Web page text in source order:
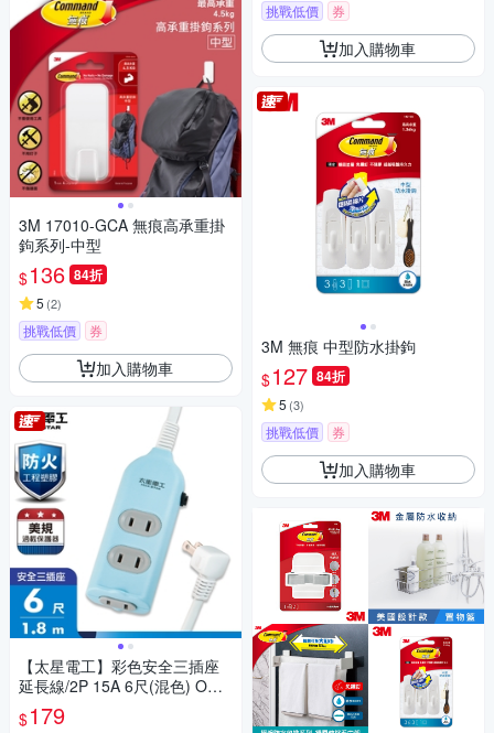
3M 17010-GCA 無痕高承重掛
鉤系列-中型
$136 84折
5 (2)
挑戰低價 券
加入購物車
【太星電工】彩色安全三插座
延長線/2P 15A 6尺(混色) OCU
30206
$179
挑戰低價 券
加入購物車
3M 無痕 中型防水掛鉤
$127 84折
5 (3)
挑戰低價 券
加入購物車